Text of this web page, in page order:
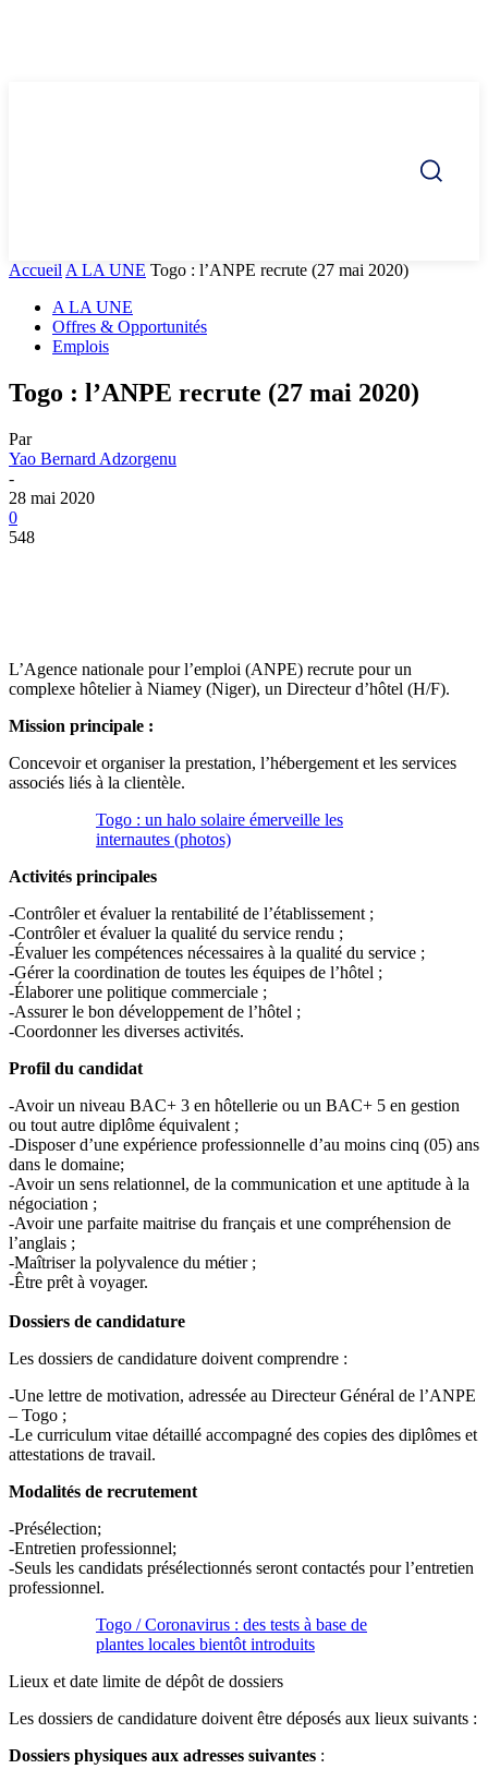
Accueil A LA UNE Togo : l’ANPE recrute (27 mai 2020)
A LA UNE
Offres & Opportunités
Emplois
Togo : l’ANPE recrute (27 mai 2020)
Par
Yao Bernard Adzorgenu
-
28 mai 2020
0
548
L’Agence nationale pour l’emploi (ANPE) recrute pour un
complexe hôtelier à Niamey (Niger), un Directeur d’hôtel (H/F).
Mission principale :
Concevoir et organiser la prestation, l’hébergement et les services
associés liés à la clientèle.
Togo : un halo solaire émerveille les
internautes (photos)
Activités principales
-Contrôler et évaluer la rentabilité de l’établissement ;
-Contrôler et évaluer la qualité du service rendu ;
-Évaluer les compétences nécessaires à la qualité du service ;
-Gérer la coordination de toutes les équipes de l’hôtel ;
-Élaborer une politique commerciale ;
-Assurer le bon développement de l’hôtel ;
-Coordonner les diverses activités.
Profil du candidat
-Avoir un niveau BAC+ 3 en hôtellerie ou un BAC+ 5 en gestion
ou tout autre diplôme équivalent ;
-Disposer d’une expérience professionnelle d’au moins cinq (05) ans
dans le domaine;
-Avoir un sens relationnel, de la communication et une aptitude à la
négociation ;
-Avoir une parfaite maitrise du français et une compréhension de
l’anglais ;
-Maîtriser la polyvalence du métier ;
-Être prêt à voyager.
Dossiers de candidature
Les dossiers de candidature doivent comprendre :
-Une lettre de motivation, adressée au Directeur Général de l’ANPE
– Togo ;
-Le curriculum vitae détaillé accompagné des copies des diplômes et
attestations de travail.
Modalités de recrutement
-Présélection;
-Entretien professionnel;
-Seuls les candidats présélectionnés seront contactés pour l’entretien
professionnel.
Togo / Coronavirus : des tests à base de
plantes locales bientôt introduits
Lieux et date limite de dépôt de dossiers
Les dossiers de candidature doivent être déposés aux lieux suivants :
Dossiers physiques aux adresses suivantes :